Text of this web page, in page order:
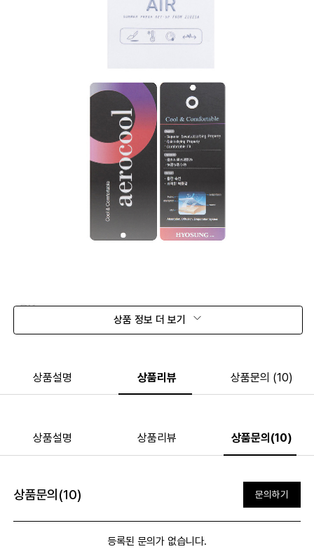
상품 정보 더 보기
상품설명 상품리뷰 상품문의 (10)
상품설명 상품리뷰 상품문의(10)
상품문의(10) 문의하기
등록된 문의가 없습니다.